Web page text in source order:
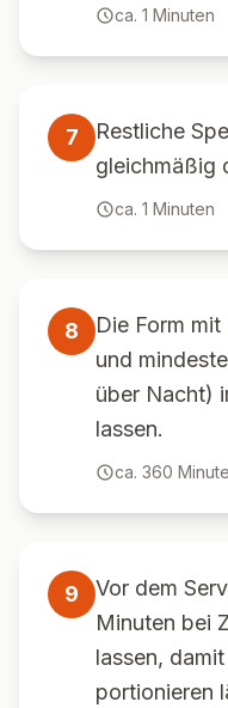
ca. 1 Minuten
7
Restliche
gleichmäßig
ca. 1 Minuten
8
Die Form
und
über Nacht)
lassen.
ca. 360
9
Vor dem
Minuten bei
lassen,
portionieren